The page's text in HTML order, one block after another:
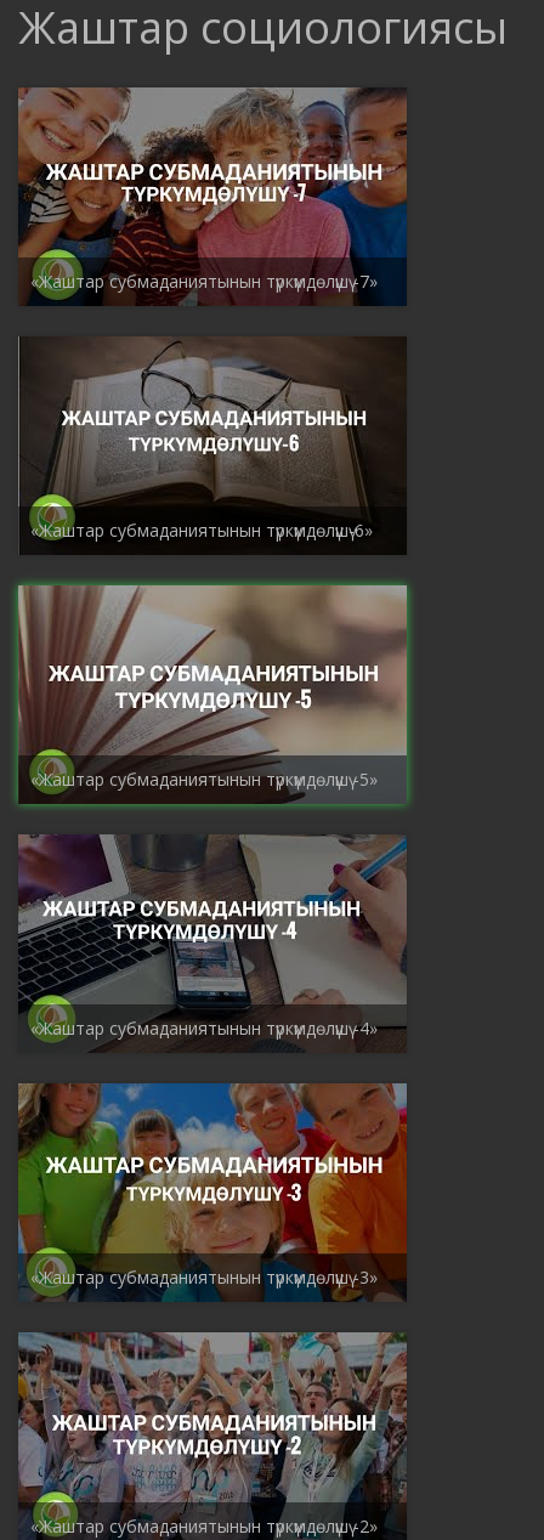
Жаштар социологиясы
«Жаштар субмаданиятынын түркүмдөлүшү -7»
«Жаштар субмаданиятынын түркүмдөлүшү-6»
«Жаштар субмаданиятынын түркүмдөлүшү -5»
«Жаштар субмаданиятынын түркүмдөлүшү -4»
«Жаштар субмаданиятынын түркүмдөлүшү -3»
«Жаштар субмаданиятынын түркүмдөлүшү -2»